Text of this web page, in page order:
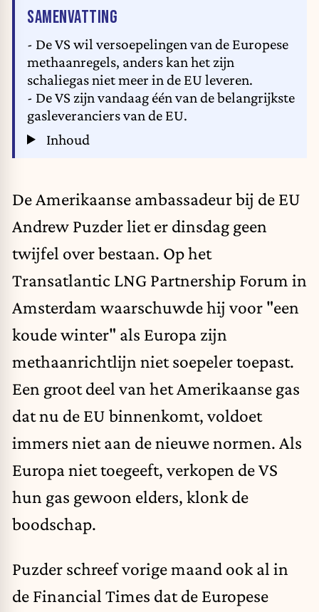
SAMENVATTING
- De VS wil versoepelingen van de Europese
methaanregels, anders kan het zijn
schaliegas niet meer in de EU leveren.
- De VS zijn vandaag één van de belangrijkste
gasleveranciers van de EU.
Inhoud
De Amerikaanse ambassadeur bij de EU
Andrew Puzder liet er dinsdag geen
twijfel over bestaan. Op het
Transatlantic LNG Partnership Forum in
Amsterdam waarschuwde hij voor "een
koude winter" als Europa zijn
methaanrichtlijn niet soepeler toepast.
Een groot deel van het Amerikaanse gas
dat nu de EU binnenkomt, voldoet
immers niet aan de nieuwe normen. Als
Europa niet toegeeft, verkopen de VS
hun gas gewoon elders, klonk de
boodschap.
Puzder schreef vorige maand ook al in
de Financial Times dat de Europese